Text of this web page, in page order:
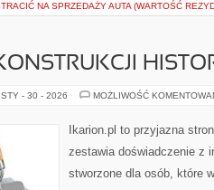
NA SPRZEDAŻY AUTA (WARTOŚĆ
STY - 30 - 2026 MOŻLIWOŚĆ
Ikarion.pl to przyjazna
zestawia doświadczenie z
stworzone dla osób, które